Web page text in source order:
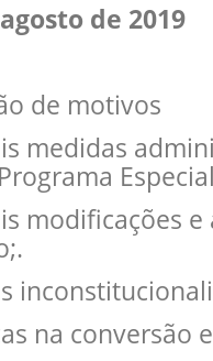
de 2019
de motivos
medidas
modificações
na conversão